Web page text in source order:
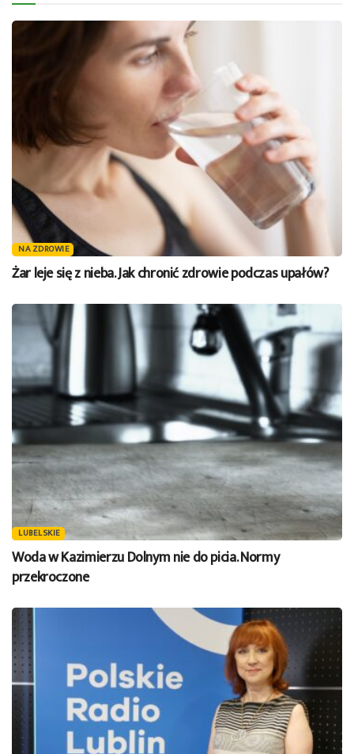
NA ZDROWIE
Żar leje się z nieba. Jak chronić zdrowie podczas upałów?
LUBELSKIE
Woda w Kazimierzu Dolnym nie do picia. Normy
przekroczone